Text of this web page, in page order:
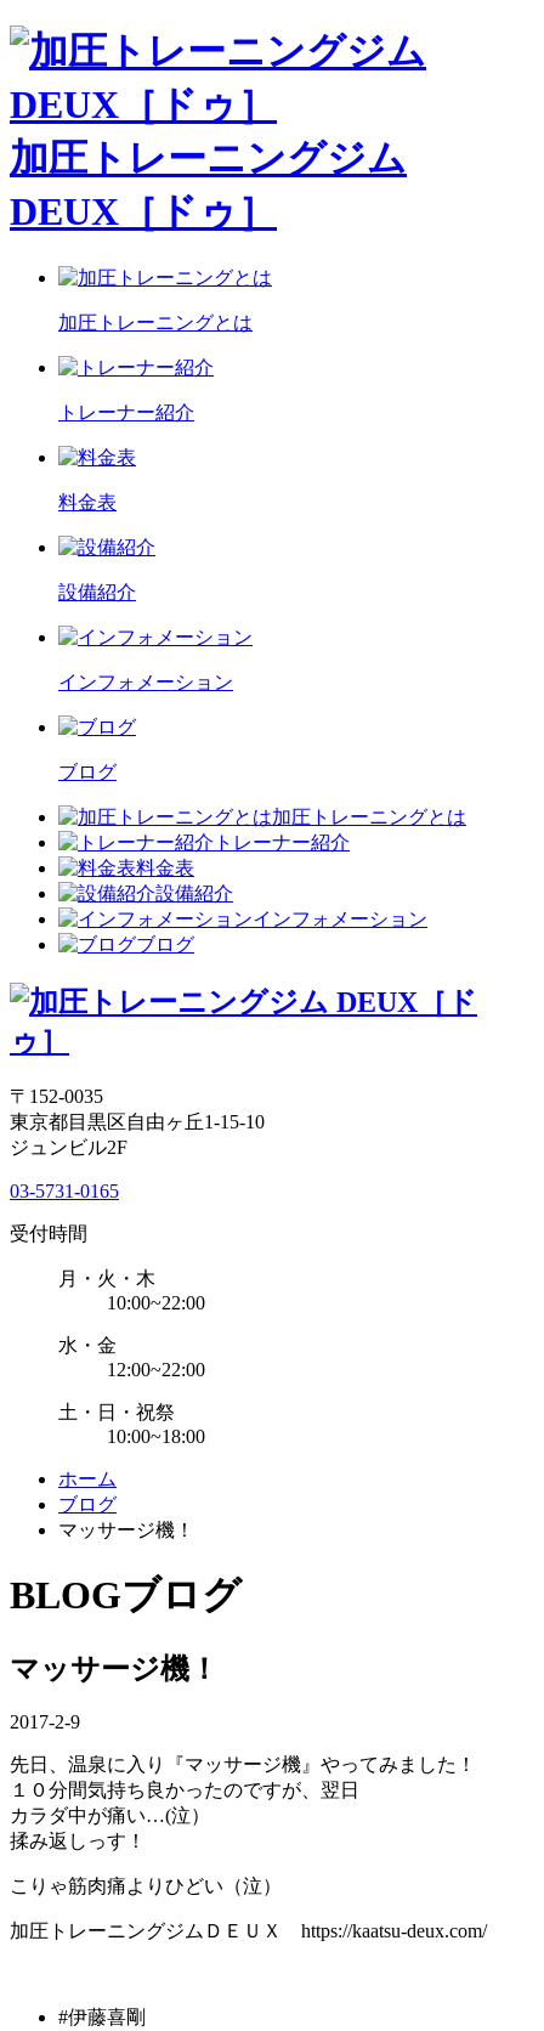
加圧トレーニングジム
DEUX［ドゥ］
加圧トレーニングとは
トレーナー紹介
料金表
設備紹介
インフォメーション
ブログ
加圧トレーニングとは
トレーナー紹介
料金表
設備紹介
インフォメーション
ブログ
〒152-0035
東京都目黒区自由ヶ丘1-15-10
ジュンビル2F
03-5731-0165
受付時間
月・火・木
10:00~22:00
水・金
12:00~22:00
土・日・祝祭
10:00~18:00
ホーム
ブログ
マッサージ機！
BLOGブログ
マッサージ機！
2017-2-9
先日、温泉に入り『マッサージ機』やってみました！
１０分間気持ち良かったのですが、翌日
カラダ中が痛い…(泣）
揉み返しっす！
こりゃ筋肉痛よりひどい（泣）
加圧トレーニングジムＤＥＵＸ https://kaatsu-deux.com/
#伊藤喜剛